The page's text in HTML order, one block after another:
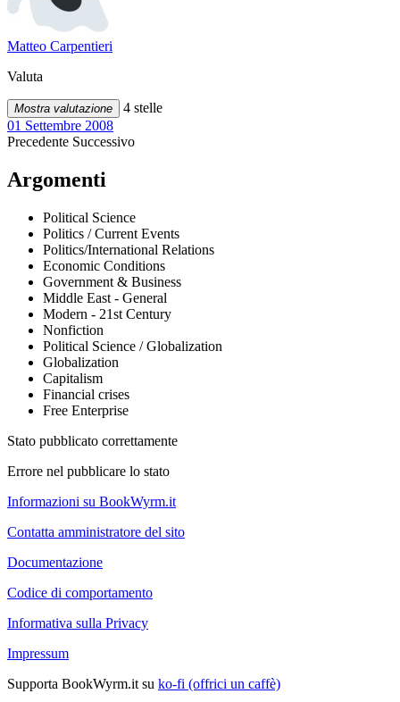
Matteo Carpentieri
Valuta
Mostra valutazione
4 stelle
01 Settembre 2008
Precedente Successivo
Argomenti
Political Science
Politics / Current Events
Politics/International Relations
Economic Conditions
Government & Business
Middle East - General
Modern - 21st Century
Nonfiction
Political Science / Globalization
Globalization
Capitalism
Financial crises
Free Enterprise
Stato pubblicato correttamente
Errore nel pubblicare lo stato
Informazioni su BookWyrm.it
Contatta amministratore del sito
Documentazione
Codice di comportamento
Informativa sulla Privacy
Impressum
Supporta BookWyrm.it su ko-fi (offrici un caffè)